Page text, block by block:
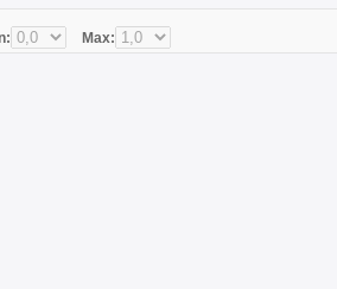
Max: